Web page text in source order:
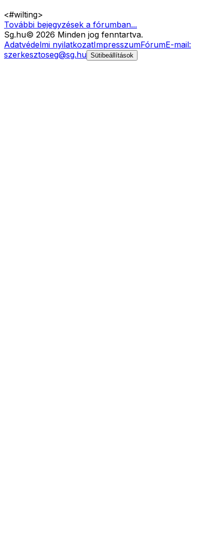
<#wilting>
További bejegyzések a fórumban...
Sg.hu© 2026 Minden jog fenntartva.
Adatvédelmi nyilatkozatImpresszumFórumE-mail:
szerkesztoseg@sg.hu Sütibeállítások